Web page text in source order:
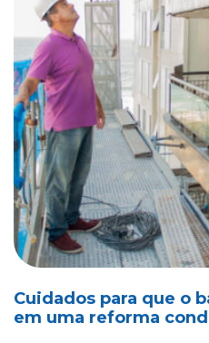
Cuidados para que o
em uma reforma